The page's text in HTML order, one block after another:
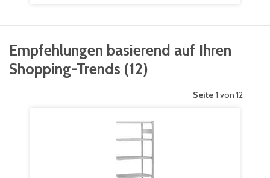
Empfehlungen basierend auf Ihren
Shopping-Trends (12)
Seite 1 von 12